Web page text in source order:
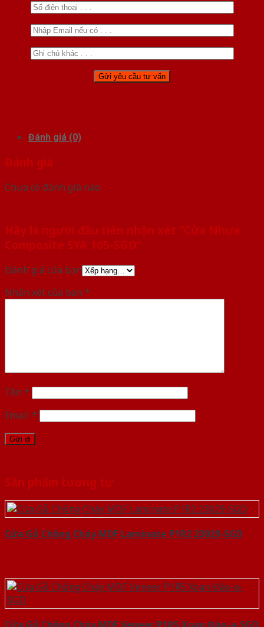
Đánh giá (0)
Đánh giá
Chưa có đánh giá nào.
Hãy là người đầu tiên nhận xét “Cửa Nhựa
Composite SYA 105-SGD”
Đánh giá của bạn
Nhận xét của bạn *
Tên *
Email *
Sản phẩm tương tự
Cửa Gỗ Chống Cháy MDF Laminate P1R2 23029-SGD